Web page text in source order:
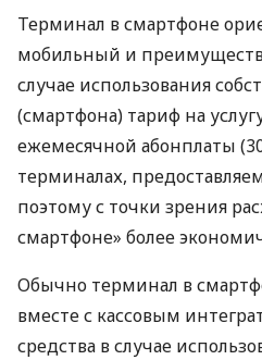
Терминал в смартфоне
мобильный и
случае использования
(смартфона) тариф на
ежемесячной абонплаты
терминалах,
поэтому с точки зрения
смартфоне» более
Обычно терминал в
вместе с кассовым
средства в случае